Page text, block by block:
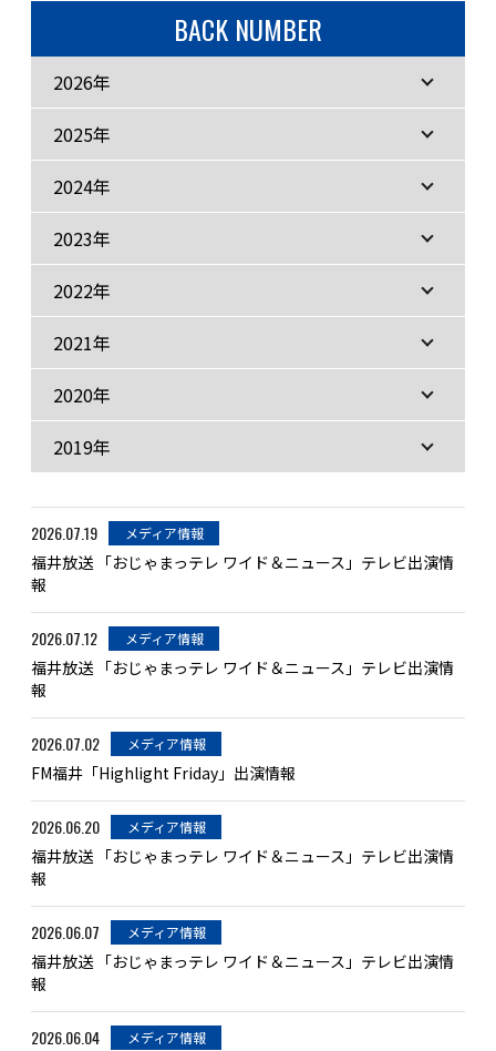
BACK NUMBER
2026年
2025年
2024年
2023年
2022年
2021年
2020年
2019年
2026.07.19 メディア情報
福井放送 「おじゃまっテレ ワイド＆ニュース」テレビ出演情
報
2026.07.12 メディア情報
福井放送 「おじゃまっテレ ワイド＆ニュース」テレビ出演情
報
2026.07.02 メディア情報
FM福井「Highlight Friday」出演情報
2026.06.20 メディア情報
福井放送 「おじゃまっテレ ワイド＆ニュース」テレビ出演情
報
2026.06.07 メディア情報
福井放送 「おじゃまっテレ ワイド＆ニュース」テレビ出演情
報
2026.06.04 メディア情報